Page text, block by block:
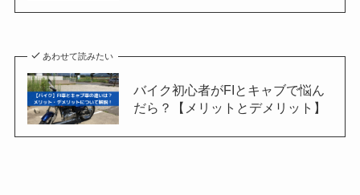
あわせて読みたい
バイク初心者がFIとキャブで悩ん
だら？【メリットとデメリット】